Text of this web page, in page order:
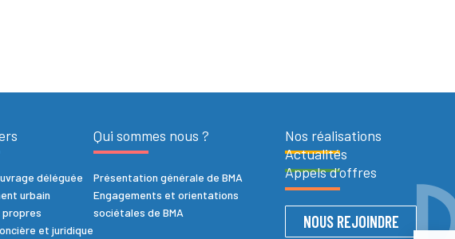
déléguée
urbain
et juridique
Qui sommes nous ?
Présentation générale de BMA
Engagements et orientations
sociétales de BMA
Nos réalisations
Actualités
Appels d’offres
NOUS REJOINDRE